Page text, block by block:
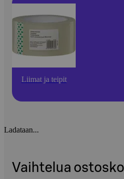
Liimat ja teipit
Ladataan...
Vaihtelua